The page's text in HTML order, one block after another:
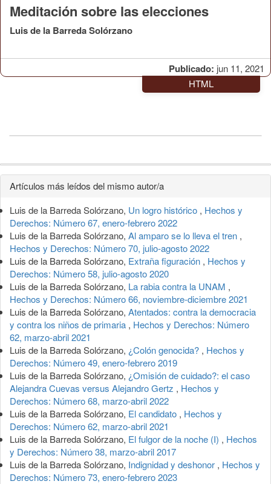
Publicado: jun 11, 2021
Meditación sobre las elecciones
Luis de la Barreda Solórzano
HTML
Detalles
del
artículo
Artículos más leídos del mismo autor/a
Luis de la Barreda Solórzano, Un logro histórico , Hechos y
Derechos: Número 67, enero-febrero 2022
Luis de la Barreda Solórzano, Al amparo se lo lleva el tren ,
Hechos y Derechos: Número 70, julio-agosto 2022
Luis de la Barreda Solórzano, Extraña figuración , Hechos y
Derechos: Número 58, julio-agosto 2020
Luis de la Barreda Solórzano, La rabia contra la UNAM ,
Hechos y Derechos: Número 66, noviembre-diciembre 2021
Luis de la Barreda Solórzano, Atentados: contra la democracia
y contra los niños de primaria , Hechos y Derechos: Número
62, marzo-abril 2021
Luis de la Barreda Solórzano, ¿Colón genocida? , Hechos y
Derechos: Número 49, enero-febrero 2019
Luis de la Barreda Solórzano, ¿Omisión de cuidado?: el caso
Alejandra Cuevas versus Alejandro Gertz , Hechos y
Derechos: Número 68, marzo-abril 2022
Luis de la Barreda Solórzano, El candidato , Hechos y
Derechos: Número 62, marzo-abril 2021
Luis de la Barreda Solórzano, El fulgor de la noche (I) , Hechos
y Derechos: Número 38, marzo-abril 2017
Luis de la Barreda Solórzano, Indignidad y deshonor , Hechos y
Derechos: Número 73, enero-febrero 2023